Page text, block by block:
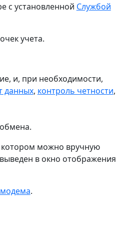
с установленной Службой
учета.
и, при необходимости,
данных, контроль четности,
можно вручную
в окно отображения
модема.